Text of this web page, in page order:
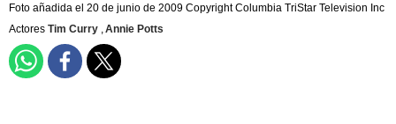
Foto añadida el 20 de junio de 2009 Copyright Columbia TriStar Television Inc
Actores Tim Curry ,Annie Potts